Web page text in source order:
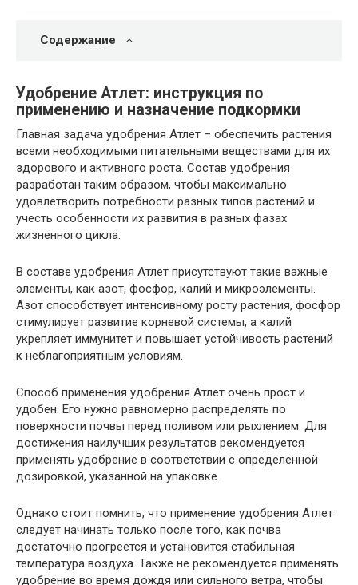
Содержание
Удобрение Атлет: инструкция по
применению и назначение подкормки
Главная задача удобрения Атлет – обеспечить растения
всеми необходимыми питательными веществами для их
здорового и активного роста. Состав удобрения
разработан таким образом, чтобы максимально
удовлетворить потребности разных типов растений и
учесть особенности их развития в разных фазах
жизненного цикла.
В составе удобрения Атлет присутствуют такие важные
элементы, как азот, фосфор, калий и микроэлементы.
Азот способствует интенсивному росту растения, фосфор
стимулирует развитие корневой системы, а калий
укрепляет иммунитет и повышает устойчивость растений
к неблагоприятным условиям.
Способ применения удобрения Атлет очень прост и
удобен. Его нужно равномерно распределять по
поверхности почвы перед поливом или рыхлением. Для
достижения наилучших результатов рекомендуется
применять удобрение в соответствии с определенной
дозировкой, указанной на упаковке.
Однако стоит помнить, что применение удобрения Атлет
следует начинать только после того, как почва
достаточно прогреется и установится стабильная
температура воздуха. Также не рекомендуется применять
удобрение во время дождя или сильного ветра, чтобы